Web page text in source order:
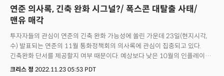
지정학적 긴장과 높은 청년 실업률, 부채에 빠진 부동산 시장, 그리고 높은
부채에 시름하는 지자체와 씨름하고 있는 사이 위안화의 약세는 원자재
시장과 중국 경제의 지속적인 취약성을 경고하고 있다."고 평가했다. 퀸시
크로스비 LPL파이낸셜의 수석 글로벌 전략가는 "특히 중국경제가 코로나의
또 다른 발발에 직면하면서 더 깊은 침체에 빠질 가능성이 커지고 있다."고
분석하며 중국 당국의 재정 부양 조치가 이루어져야 할 것으로 내다봤다.
다우지수가 4일 연속 하락세를 보이는 등 부진을 보였다. 특히 잠재적 디폴트
(FOMC)의 정례회의 의사록에 따르면 연준 위원들은 인플레이션에 대응하는
연준의 노력이 금융시장의 낙관론으로 상황을 어렵게 할 수 있음을 경고하며
반영했지만 "대중의 오해로 나타난 금융환경의 완화는 물가 안정을 이루려는
위원회의 노력을 복잡하게 할 것."이라 밝히며 인플레이션을 완화하겠다는
연준의 결의를 과소평가하지 말 것을 경고했다.마감시황[4:05pm ET]
뉴욕증시는 중국의 경기 부양 기대에도 2008년 이후 최악의 부진을 보이는
연준 의사록, 긴축 완화 시그널?/ 폭스콘 대탈출 사태/
맨유 매각
투자자들의 관심이 연준의 긴축 완화 가능성에 쏠린 가운데 23일(현지시각,
수) 발표되는 연준의 11월 통화정책회의 의사록에 관심이 집중되고 있다.
긴축완화 단서를 제공할지 여부 때문이다. 예상보다 낮은 10월의 인플레이션
수치가 연준의 금리인상 기조를 완화할 것이란 기대가 커졌다. 하지만 연준의
크리스 정 2022.11.23 05:53 PDT